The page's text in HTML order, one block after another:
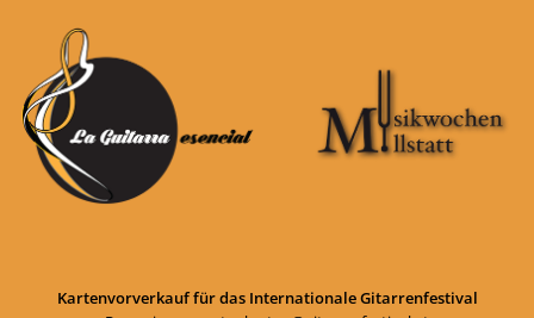
Kartenvorverkauf für das Internationale Gitarrenfestival